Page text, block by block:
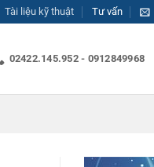
Tài liệu kỹ thuật Tư vấn
02422.145.952 - 0912849968